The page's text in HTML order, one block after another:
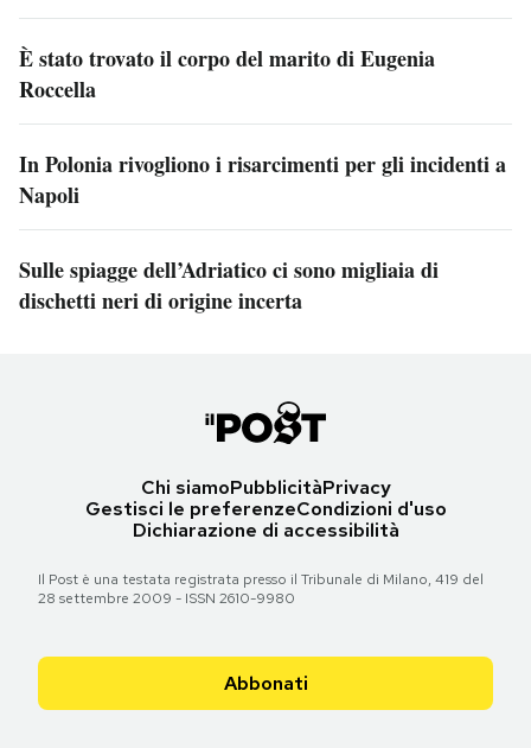
È stato trovato il corpo del marito di Eugenia
Roccella
In Polonia rivogliono i risarcimenti per gli incidenti a
Napoli
Sulle spiagge dell’Adriatico ci sono migliaia di
dischetti neri di origine incerta
Chi siamoPubblicitàPrivacy
Gestisci le preferenzeCondizioni d'uso
Dichiarazione di accessibilità
Il Post è una testata registrata presso il Tribunale di Milano, 419 del
28 settembre 2009 - ISSN 2610-9980
Abbonati